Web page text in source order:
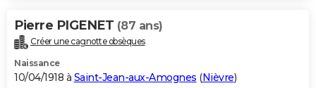
Pierre PIGENET (87 ans)
Créer une cagnotte obsèques
Naissance
10/04/1918 à Saint-Jean-aux-Amognes (Nièvre)